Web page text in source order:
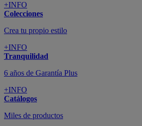
+INFO
Colecciones
Crea tu propio estilo
+INFO
Tranquilidad
6 años de Garantía Plus
+INFO
Catálogos
Miles de productos